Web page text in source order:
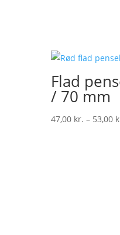
Flad
/ 70 mm
47,00 kr. – 53,00